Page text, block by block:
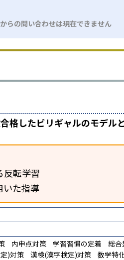
らの問い合わせは現在できません
格したビリギャルのモデル
反転学習
いた指導
内申点対策 学習習慣の定着 総合
)対策 漢検(漢字検定)対策 数学特